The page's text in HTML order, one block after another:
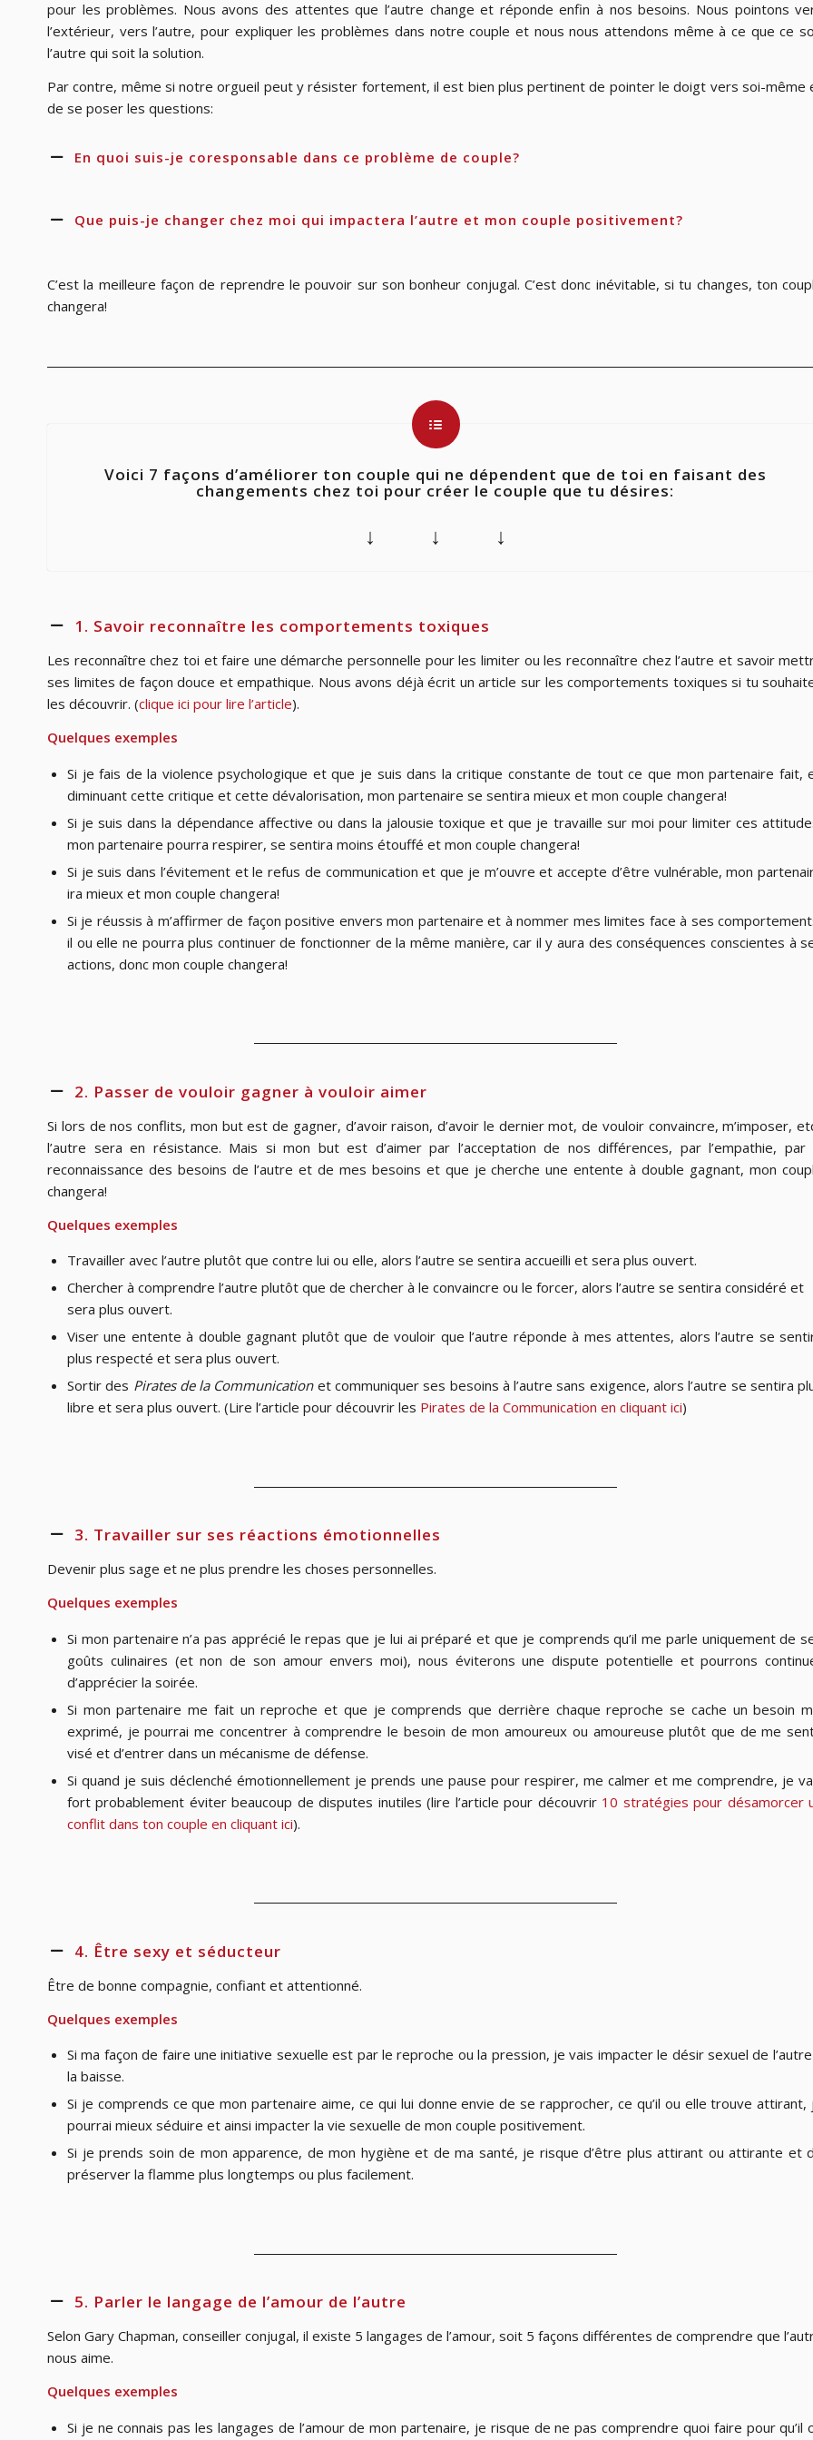
pour les problèmes. Nous avons des attentes que l’autre change et réponde enfin à nos besoins. Nous pointons
l’extérieur, vers l’autre, pour expliquer les problèmes dans notre couple et nous nous attendons même à ce que ce
l’autre qui soit la solution.
Par contre, même si notre orgueil peut y résister fortement, il est bien plus pertinent de pointer le doigt vers soi-même
de se poser les questions:
En quoi suis-je coresponsable dans ce problème de couple?
Que puis-je changer chez moi qui impactera l’autre et mon couple positivement?
C’est la meilleure façon de reprendre le pouvoir sur son bonheur conjugal. C’est donc inévitable, si tu changes, ton
changera!
Voici 7 façons d’améliorer ton couple qui ne dépendent que de toi en faisant des
changements chez toi pour créer le couple que tu désires:
↓ ↓ ↓
1. Savoir reconnaître les comportements toxiques
Les reconnaître chez toi et faire une démarche personnelle pour les limiter ou les reconnaître chez l’autre et savoir
ses limites de façon douce et empathique. Nous avons déjà écrit un article sur les comportements toxiques si tu
les découvrir. (clique ici pour lire l’article).
Quelques exemples
Si je fais de la violence psychologique et que je suis dans la critique constante de tout ce que mon partenaire fait,
diminuant cette critique et cette dévalorisation, mon partenaire se sentira mieux et mon couple changera!
Si je suis dans la dépendance affective ou dans la jalousie toxique et que je travaille sur moi pour limiter ces
mon partenaire pourra respirer, se sentira moins étouffé et mon couple changera!
Si je suis dans l’évitement et le refus de communication et que je m’ouvre et accepte d’être vulnérable, mon
ira mieux et mon couple changera!
Si je réussis à m’affirmer de façon positive envers mon partenaire et à nommer mes limites face à ses
il ou elle ne pourra plus continuer de fonctionner de la même manière, car il y aura des conséquences conscientes à
actions, donc mon couple changera!
2. Passer de vouloir gagner à vouloir aimer
Si lors de nos conflits, mon but est de gagner, d’avoir raison, d’avoir le dernier mot, de vouloir convaincre, m’imposer,
l’autre sera en résistance. Mais si mon but est d’aimer par l’acceptation de nos différences, par l’empathie, par
reconnaissance des besoins de l’autre et de mes besoins et que je cherche une entente à double gagnant, mon
changera!
Quelques exemples
Travailler avec l’autre plutôt que contre lui ou elle, alors l’autre se sentira accueilli et sera plus ouvert.
Chercher à comprendre l’autre plutôt que de chercher à le convaincre ou le forcer, alors l’autre se sentira considéré et
sera plus ouvert.
Viser une entente à double gagnant plutôt que de vouloir que l’autre réponde à mes attentes, alors l’autre se
plus respecté et sera plus ouvert.
Sortir des Pirates de la Communicationet communiquer ses besoins à l’autre sans exigence, alors l’autre se sentira
libre et sera plus ouvert. (Lire l’article pour découvrir les Pirates de la Communication en cliquant ici)
3. Travailler sur ses réactions émotionnelles
Devenir plus sage et ne plus prendre les choses personnelles.
Quelques exemples
Si mon partenaire n’a pas apprécié le repas que je lui ai préparé et que je comprends qu’il me parle uniquement de
goûts culinaires (et non de son amour envers moi), nous éviterons une dispute potentielle et pourrons
d’apprécier la soirée.
Si mon partenaire me fait un reproche et que je comprends que derrière chaque reproche se cache un besoin
exprimé, je pourrai me concentrer à comprendre le besoin de mon amoureux ou amoureuse plutôt que de me
visé et d’entrer dans un mécanisme de défense.
Si quand je suis déclenché émotionnellement je prends une pause pour respirer, me calmer et me comprendre, je
fort probablement éviter beaucoup de disputes inutiles (lire l’article pour découvrir 10 stratégies pour désamorcer
conflit dans ton couple en cliquant ici).
4. Être sexy et séducteur
Être de bonne compagnie, confiant et attentionné.
Quelques exemples
Si ma façon de faire une initiative sexuelle est par le reproche ou la pression, je vais impacter le désir sexuel de
la baisse.
Si je comprends ce que mon partenaire aime, ce qui lui donne envie de se rapprocher, ce qu’il ou elle trouve attirant,
pourrai mieux séduire et ainsi impacter la vie sexuelle de mon couple positivement.
Si je prends soin de mon apparence, de mon hygiène et de ma santé, je risque d’être plus attirant ou attirante et
préserver la flamme plus longtemps ou plus facilement.
5. Parler le langage de l’amour de l’autre
Selon Gary Chapman, conseiller conjugal, il existe 5 langages de l’amour, soit 5 façons différentes de comprendre que
nous aime.
Quelques exemples
Si je ne connais pas les langages de l’amour de mon partenaire, je risque de ne pas comprendre quoi faire pour qu’il